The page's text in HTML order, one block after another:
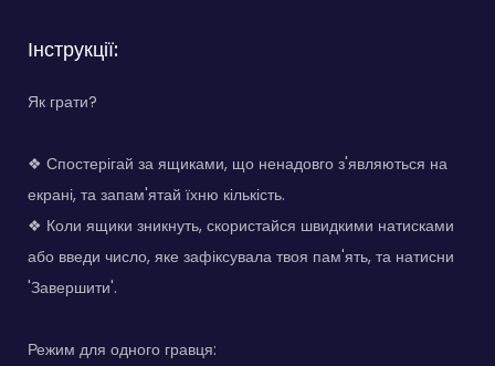
Інструкції:
Як грати?
❖ Спостерігай за ящиками, що ненадовго з'являються на
екрані, та запам'ятай їхню кількість.
❖ Коли ящики зникнуть, скористайся швидкими натисками
або введи число, яке зафіксувала твоя пам'ять, та натисни
'Завершити'.
Режим для одного гравця: